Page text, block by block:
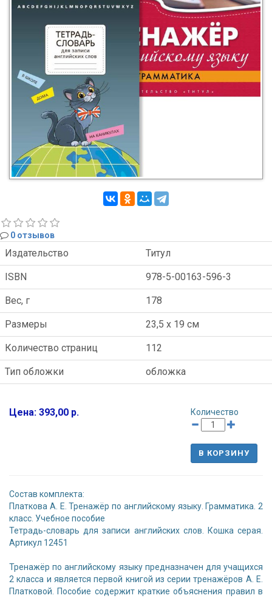
0 отзывов
Издательство Титул
ISBN 978-5-00163-596-3
Вес, г 178
Размеры 23,5 x 19 см
Количество страниц 112
Тип обложки обложка
Цена: 393,00 р. Количество
В КОРЗИНУ
Состав комплекта:
Платкова А. Е. Тренажёр по английскому языку. Грамматика. 2
класс. Учебное пособие
Тетрадь-словарь для записи английских слов. Кошка серая.
Артикул 12451
Тренажёр по английскому языку предназначен для учащихся
2 класса и является первой книгой из серии тренажёров А. Е.
Платковой. Пособие содержит краткие объяснения правил в